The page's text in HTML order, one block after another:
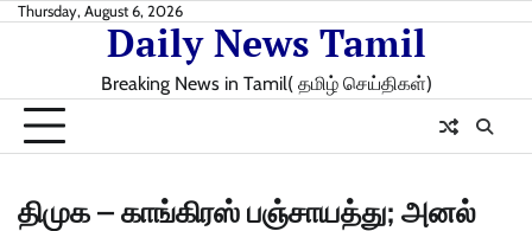
SkipThursday, August 6, 2026
Daily News Tamil
Breaking News in Tamil( தமிழ் செய்திகள்)
திமுக – காங்கிரஸ் பஞ்சாயத்து; அனல்